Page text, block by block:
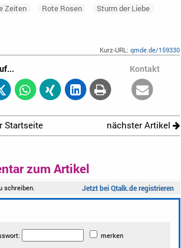
Zeiten Rote Rosen
Sturm der Liebe
Kurz-URL:qmde.de/159330
Kontakt
Startseite nächster Artikel
zum Artikel